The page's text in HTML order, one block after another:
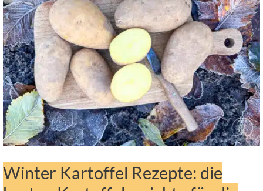
Winter Kartoffel Rezepte: die